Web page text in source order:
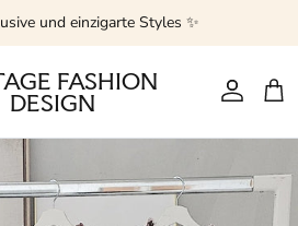
und einzigarte Styles ✨
FASHION
DESIGN Konto
springen